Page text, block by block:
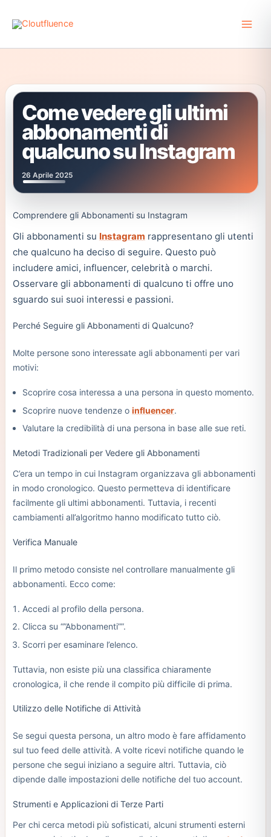
Come vedere gli ultimi
abbonamenti di
qualcuno su Instagram
26 Aprile 2025
Comprendere gli Abbonamenti su Instagram
Gli abbonamenti su Instagram rappresentano gli utenti
che qualcuno ha deciso di seguire. Questo può
includere amici, influencer, celebrità o marchi.
Osservare gli abbonamenti di qualcuno ti offre uno
sguardo sui suoi interessi e passioni.
Perché Seguire gli Abbonamenti di Qualcuno?
Molte persone sono interessate agli abbonamenti per vari
motivi:
Scoprire cosa interessa a una persona in questo momento.
Scoprire nuove tendenze o influencer.
Valutare la credibilità di una persona in base alle sue reti.
Metodi Tradizionali per Vedere gli Abbonamenti
C’era un tempo in cui Instagram organizzava gli abbonamenti
in modo cronologico. Questo permetteva di identificare
facilmente gli ultimi abbonamenti. Tuttavia, i recenti
cambiamenti all’algoritmo hanno modificato tutto ciò.
Verifica Manuale
Il primo metodo consiste nel controllare manualmente gli
abbonamenti. Ecco come:
Accedi al profilo della persona.
Clicca su “”Abbonamenti””.
Scorri per esaminare l’elenco.
Tuttavia, non esiste più una classifica chiaramente
cronologica, il che rende il compito più difficile di prima.
Utilizzo delle Notifiche di Attività
Se segui questa persona, un altro modo è fare affidamento
sul tuo feed delle attività. A volte ricevi notifiche quando le
persone che segui iniziano a seguire altri. Tuttavia, ciò
dipende dalle impostazioni delle notifiche del tuo account.
Strumenti e Applicazioni di Terze Parti
Per chi cerca metodi più sofisticati, alcuni strumenti esterni